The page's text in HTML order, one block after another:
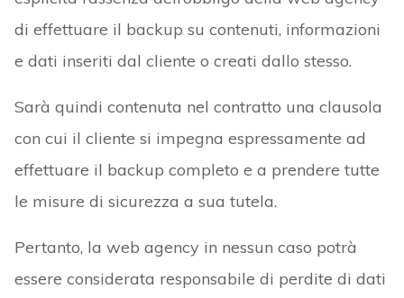
di effettuare il backup su contenuti, informazioni
e dati inseriti dal cliente o creati dallo stesso.
Sarà quindi contenuta nel contratto una clausola
con cui il cliente si impegna espressamente ad
effettuare il backup completo e a prendere tutte
le misure di sicurezza a sua tutela.
Pertanto, la web agency in nessun caso potrà
essere considerata responsabile di perdite di dati